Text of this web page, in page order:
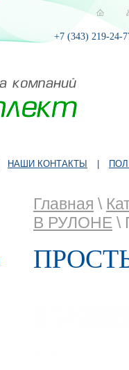
+7 (343) 219-24-
НАШИ КОНТАКТЫ
Главная \
В РУЛОНЕ \